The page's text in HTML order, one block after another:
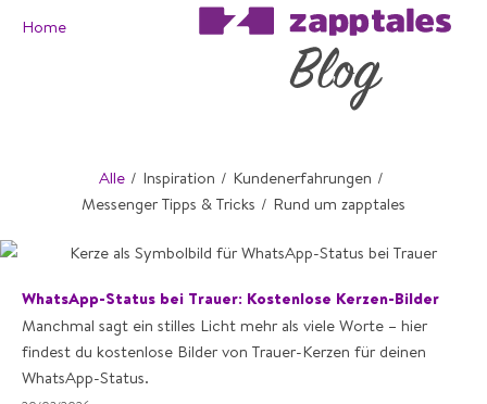
Home
Alle / Inspiration / Kundenerfahrungen /
Messenger Tipps & Tricks / Rund um zapptales
WhatsApp-Status bei Trauer: Kostenlose Kerzen-Bilder
Manchmal sagt ein stilles Licht mehr als viele Worte – hier
findest du kostenlose Bilder von Trauer-Kerzen für deinen
WhatsApp-Status.